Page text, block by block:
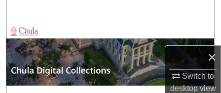
×
Switch to
desktopview
Browse Collections
My Account
About